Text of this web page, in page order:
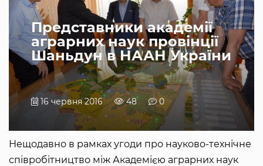
Представники академії
аграрних наук провінції
Шаньдун в НААН України
16 червня 2016 48 0
Нещодавно в рамках угоди про науково-технічне
співробітництво між Академією аграрних наук